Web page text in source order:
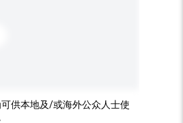
供本地及/或海外公众人士使